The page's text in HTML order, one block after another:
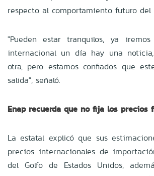
respecto al comportamiento futuro del
"Pueden estar tranquilos, ya
internacional un día hay una
otra, pero estamos confiados que
salida", señaló.
Enap recuerda que no fija los precios
La estatal explicó que sus
precios internacionales de
del Golfo de Estados Unidos,